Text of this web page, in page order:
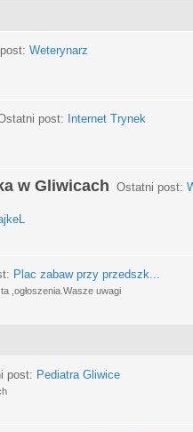
Weterynarz
post: Internet Trynek
w Gliwicach Ostatni post:
Plac zabaw przy przedszk...
,ogłoszenia.Wasze uwagi
post: Pediatra Gliwice